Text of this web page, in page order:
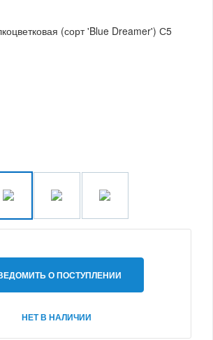
О ПОСТУПЛЕНИИ
НЕТ В НАЛИЧИИ